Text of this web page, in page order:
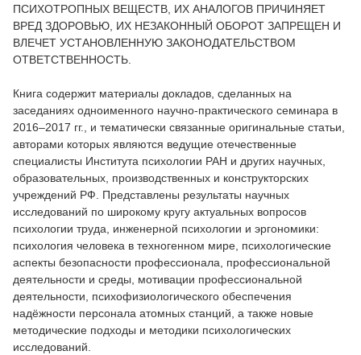
ПСИХОТРОПНЫХ ВЕЩЕСТВ, ИХ АНАЛОГОВ ПРИЧИНЯЕТ
ВРЕД ЗДОРОВЬЮ, ИХ НЕЗАКОННЫЙ ОБОРОТ ЗАПРЕЩЕН И
ВЛЕЧЕТ УСТАНОВЛЕННУЮ ЗАКОНОДАТЕЛЬСТВОМ
ОТВЕТСТВЕННОСТЬ.
Книга содержит материалы докладов, сделанных на
заседаниях одноименного научно-практического семинара в
2016–2017 гг., и тематически связанные оригинальные статьи,
авторами которых являются ведущие отечественные
специалисты Института психологии РАН и других научных,
образовательных, производственных и конструкторских
учреждений РФ. Представлены результаты научных
исследований по широкому кругу актуальных вопросов
психологии труда, инженерной психологии и эргономики:
психология человека в техногенном мире, психологические
аспекты безопасности профессионала, профессиональной
деятельности и среды, мотивации профессиональной
деятельности, психофизиологического обеспечения
надёжности персонала атомных станций, а также новые
методические подходы и методики психологических
исследований.